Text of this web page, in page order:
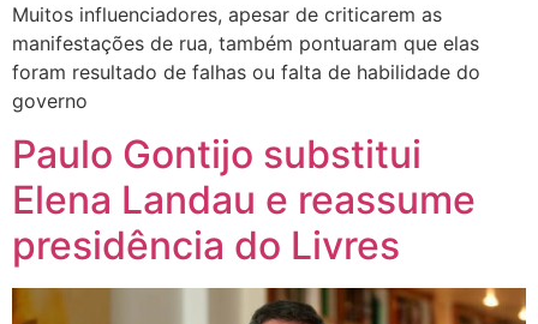
Muitos influenciadores, apesar de criticarem as
manifestações de rua, também pontuaram que elas
foram resultado de falhas ou falta de habilidade do
governo
Paulo Gontijo substitui
Elena Landau e reassume
presidência do Livres